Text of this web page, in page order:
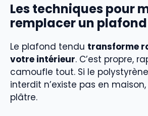
Les techniques pour
remplacer un
Le plafond tendu transforme
votre intérieur. C’est propre,
camoufle tout. Si le
interdit n’existe pas en
plâtre.